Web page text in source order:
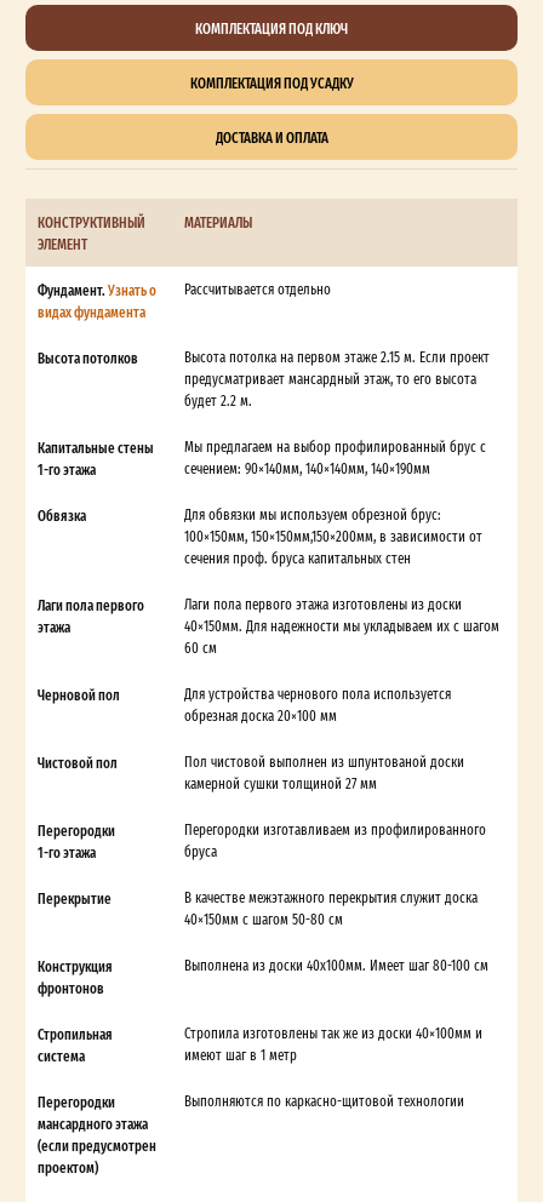
КОМПЛЕКТАЦИЯ ПОД КЛЮЧ
КОМПЛЕКТАЦИЯ ПОД УСАДКУ
ДОСТАВКА И ОПЛАТА
КОНСТРУКТИВНЫЙ
ЭЛЕМЕНТ
МАТЕРИАЛЫ
Фундамент.Узнать о
видах фундамента
Рассчитывается отдельно
Высота потолков
Высота потолка на первом этаже 2.15 м. Если проект
предусматривает мансардный этаж, то его высота
будет 2.2 м.
Капитальные стены
1-го этажа
Мы предлагаем на выбор профилированный брус с
сечением: 90×140мм, 140×140мм, 140×190мм
Обвязка
Для обвязки мы используем обрезной брус:
100×150мм, 150×150мм,150×200мм, в зависимости от
сечения проф. бруса капитальных стен
Лаги пола первого
этажа
Лаги пола первого этажа изготовлены из доски
40×150мм. Для надежности мы укладываем их с шагом
60 см
Черновой пол
Для устройства чернового пола используется
обрезная доска 20×100 мм
Чистовой пол
Пол чистовой выполнен из шпунтованой доски
камерной сушки толщиной 27 мм
Перегородки
1-го этажа
Перегородки изготавливаем из профилированного
бруса
Перекрытие
В качестве межэтажного перекрытия служит доска
40×150мм с шагом 50-80 см
Конструкция
фронтонов
Выполнена из доски 40х100мм. Имеет шаг 80-100 см
Стропильная
система
Стропила изготовлены так же из доски 40×100мм и
имеют шаг в 1 метр
Перегородки
мансардного этажа
(если предусмотрен
проектом)
Выполняются по каркасно-щитовой технологии